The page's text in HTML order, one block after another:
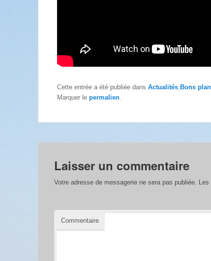
Cette entrée a été publiée dans Actualités, Bons
Marquer le permalien.
Laisser un commentaire
Votre adresse de messagerie ne sera pas publiée.
Commentaire